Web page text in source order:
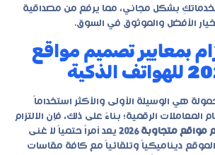
بخدماتكِ بشكل مجاني، مما يرفع من مصداقية
الأفضل والموثوق في السوق.
بمعايير تصميم مواقع
هي الوسيلة الأولى والأكثر استخداماً
المعاملات الرقمية؛ بناءً على ذلك، فإن الالتزام
متجاوبة 2026
يعد أمراً حتمياً لا غنى
ديناميكياً وتلقائياً مع كافة مقاسات